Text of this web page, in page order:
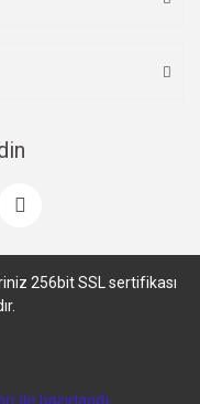
256bit SSL sertifikası
e-